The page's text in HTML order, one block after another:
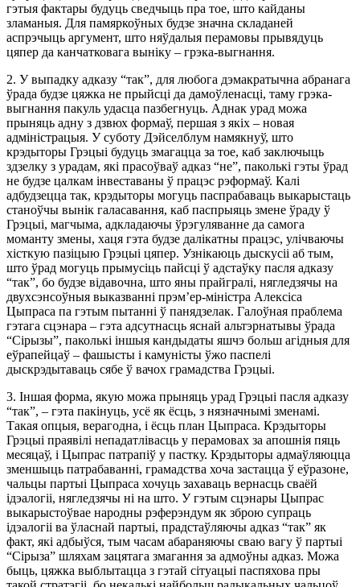
гэтыя фактары будуць сведчыць пра тое, што кайданы
зламаныя. Для памяркоўных будзе значна складаней
аспрэчыць аргумент, што няўдалыя перамовы прывядуць
цяпер да канчатковага выніку – грэка-выгнання.
2. У выпадку адказу “так”, для любога дэмакратычна абранага
ўрада будзе цяжка не прыйсці да дамоўленасці, таму грэка-
выгнання пакуль удасца пазбегнуць. Аднак урад можа
прыняць адну з дзвюх формаў, першая з якіх – новая
адміністрацыя. У суботу Дэйселблум намякнуў, што
крэдыторы Грэцыі будуць змагацца за тое, каб заключыць
здзелку з урадам, які прасоўваў адказ “не”, паколькі гэты ўрад
не будзе цалкам інвеставаны ў працэс рэформаў. Калі
адбудзецца так, крэдыторы могуць паспрабаваць выкарыстаць
станоўчы вынік галасавання, каб паспрыяць змене ўраду ў
Грэцыі, магчыма, адкладаючы ўрэгуляванне да самога
моманту змены, хаця гэта будзе далікатны працэс, улічваючы
хісткую пазіцыю Грэцыі цяпер. Узнікаюць дыскусіі аб тым,
што ўрад могуць прымусіць пайсці ў адстаўку пасля адказу
“так”, бо будзе відавочна, што яны прайгралі, нягледзячы на
двухсэнсоўныя выказванні прэм’ер-міністра Алексіса
Цыпраса па гэтым пытанні ў панядзелак. Галоўная праблема
гэтага сцэнара – гэта адсутнасць яснай альтэрнатывы ўрада
“Сірызы”, паколькі іншыя кандыдаты яшчэ больш агідныя для
еўрапейцаў – фашысты і камуністы ўжо паспелі
дыскрэдытаваць сябе ў вачох грамадства Грэцыі.
3. Іншая форма, якую можа прыняць урад Грэцыі пасля адказу
“так”, – гэта пакінуць, усё як ёсць, з нязначнымі зменамі.
Такая опцыя, верагодна, і ёсць план Цыпраса. Крэдыторы
Грэцыі праявілі непадатлівасць у перамовах за апошнія пяць
месяцаў, і Цыпрас патрапіў у пастку. Крэдыторы адмаўляюцца
зменшыць патрабаванні, грамадства хоча застацца ў еўразоне,
чальцы партыі Цыпраса хочуць захаваць вернасць сваёй
ідэалогіі, нягледзячы ні на што. У гэтым сцэнары Цыпрас
выкарыстоўвае народны рэферэндум як зброю супраць
ідэалогіі ва ўласнай партыі, прадстаўляючы адказ “так” як
факт, які адбыўся, тым часам абараняючы сваю вагу ў партыі
“Сірыза” шляхам зацятага змагання за адмоўны адказ. Можа
быць, цяжка выблытацца з гэтай сітуацыі паспяхова пры